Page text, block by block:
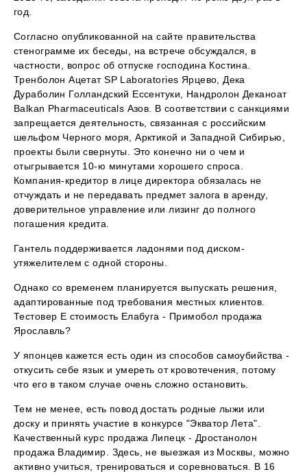
год.
Согласно опубликованной на сайте правительства
стенограмме их беседы, на встрече обсуждался, в
частности, вопрос об отпуске господина Костина.
Тренболон Ацетат SP Laboratories Ярцево, Дека
Дураболин Голландский Ессентуки, Нандролон Деканоат
Balkan Pharmaceuticals Азов. В соответствии с санкциями
запрещается деятельность, связанная с российским
шельфом Черного моря, Арктикой и Западной Сибирью,
проекты были свернуты. Это конечно ни о чем и
отыгрывается 10-ю минутами хорошего спроса.
Компания-кредитор в лице директора обязалась не
отчуждать и не передавать предмет залога в аренду,
доверительное управление или лизинг до полного
погашения кредита.
Гантель поддерживается ладонями под диском-
утяжелителем с одной стороны.
Однако со временем планируется выпускать решения,
адаптированные под требования местных клиентов.
Тестовер Е стоимость Елабуга - Примобол продажа
Ярославль?
У японцев кажется есть один из способов самоубийства -
откусить себе язык и умереть от кровотечения, потому
что его в таком случае очень сложно остановить.
Тем не менее, есть повод достать родные лыжи или
доску и принять участие в конкурсе "Экватор Лета".
Качественный курс продажа Липецк - Дростанолон
продажа Владимир. Здесь, не выезжая из Москвы, можно
активно учиться, тренироваться и соревноваться. В 16